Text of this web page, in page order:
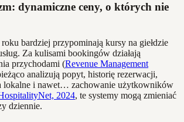
dynamiczne ceny, o których nie
bardziej przypominają kursy na giełdzie
Za kulisami bookingów działają
przychodami (Revenue Management
analizują popyt, historię rezerwacji,
lokalne i nawet… zachowanie użytkowników
2024, te systemy mogą zmieniać
dziennie.